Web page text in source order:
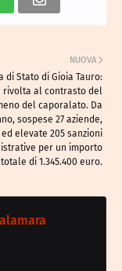
NUOVA
di Stato di Gioia Tauro:
rivolta al contrasto del
del caporalato. Da
sospese 27 aziende,
ed elevate 205 sanzioni
per un importo
totale di 1.345.400 euro.